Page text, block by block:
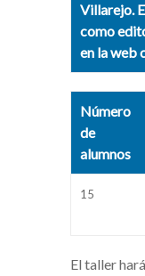
Villarejo.
como
en la web
Número
de
alumnos
15
El taller